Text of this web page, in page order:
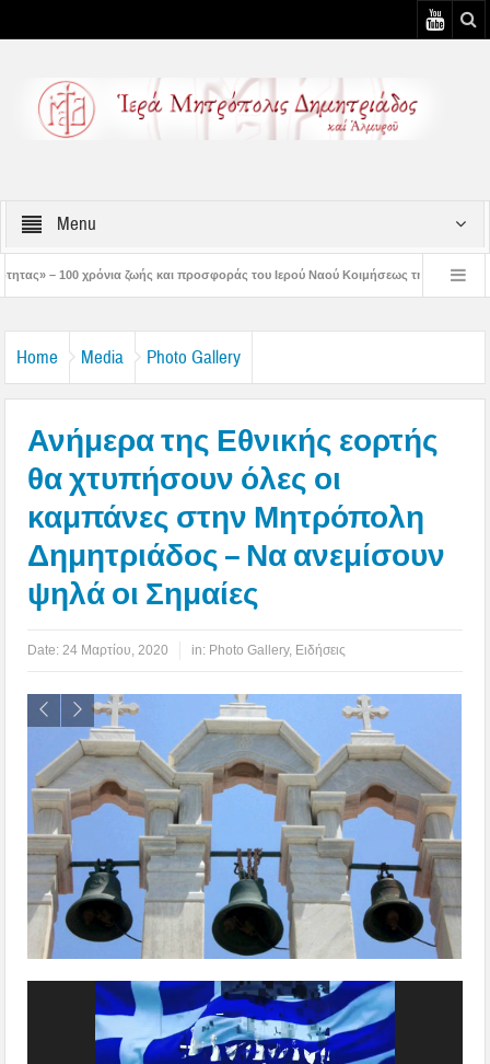
Menu
και προσφοράς του Ιερού Ναού Κοιμήσεως της Θεοτόκου Πτελεού
Home Media Photo Gallery
Ανήμερα της Εθνικής εορτής
θα χτυπήσουν όλες οι
καμπάνες στην Μητρόπολη
Δημητριάδος – Να ανεμίσουν
ψηλά οι Σημαίες
Date: 24 Μαρτίου, 2020 in: Photo Gallery, Ειδήσεις
Πρόγραμμα
Αναπαραγωγής